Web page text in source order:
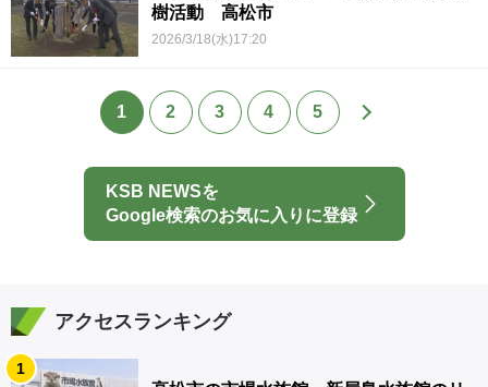
樹活動 高松市
2026/3/18(水)17:20
1 2 3 4 5
KSB NEWSを
Google検索のお気に入りに登録
アクセスランキング
1